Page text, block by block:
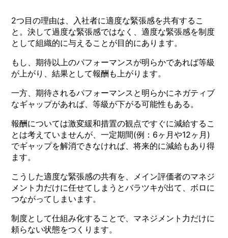
2つ目の理由は、入社者に適度な緊張感を共有するこ
と。決して過度な緊張感ではなく、適度な緊張感を制度
として組織的に与えることが目的にあります。
もし、期待以上のパフォーマンスが明らかであれば等級
が上がり、結果として報酬も上がります。
一方、期待されるパフォーマンスと明らかにネガティブ
なギャップがあれば、等級が下がる可能性もある。
報酬については激変緩和措置の観点ですぐに減給するこ
とは考えていませんが、一定期間(例：6ヶ月や12ヶ月)
でギャップを解消できなければ、将来的に減給もあり得
ます。
こうした適度な緊張感の共有を、メイン評価者のマネジ
メント力だけに任せてしまうとバラツキが出て、ボロに
つながってしまいます。
制度として仕組み化することで、マネジメント力だけに
頼らない状態をつくります。